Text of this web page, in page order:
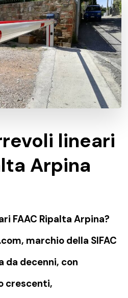
lineari
Arpina
FAAC Ripalta Arpina?
marchio della SIFAC
da decenni, con
crescenti,